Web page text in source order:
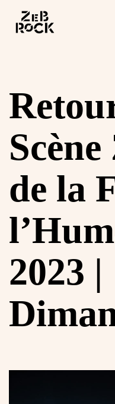
Aller
Zebrock
de la
2023 |